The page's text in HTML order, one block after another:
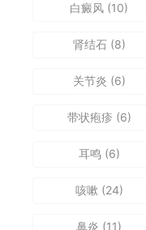
白癜风 (10)
肾结石(8)
关节炎 (6)
带状疱疹 (6)
耳鸣(6)
咳嗽 (24)
鼻炎 (11)